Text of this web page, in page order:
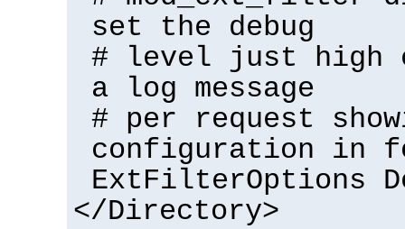
set the debug
# level just high
a log message
# per request
configuration in
ExtFilterOptions
</Directory>